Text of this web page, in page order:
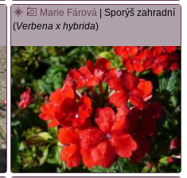
Marie Fárová | Sporýš zahradní
(Verbena x hybrida)